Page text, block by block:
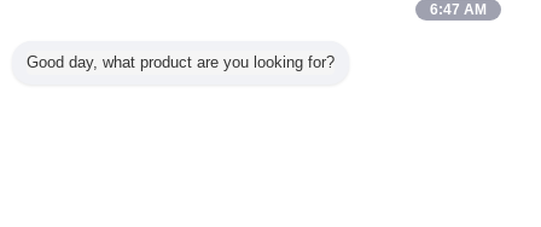
6:47 AM
Good day, what product are you looking for?